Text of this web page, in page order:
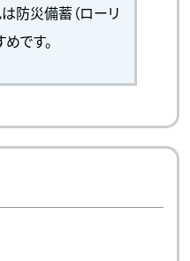
防災備蓄（ローリ
めです。